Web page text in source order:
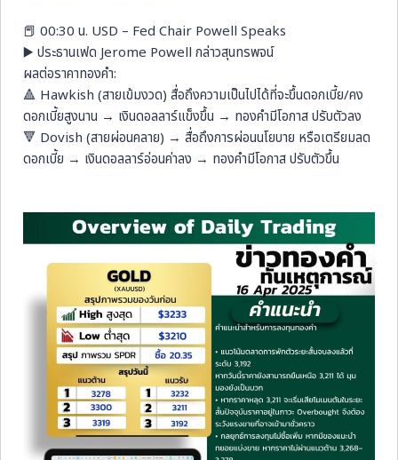
📕 00:30 น. USD – Fed Chair Powell Speaks
▶️ ประธานเฟด Jerome Powell กล่าวสุนทรพจน์
ผลต่อราคาทองคำ:
🔺 Hawkish (สายเข้มงวด) สื่อถึงความเป็นไปได้ที่จะขึ้นดอกเบี้ย/คง
ดอกเบี้ยสูงนาน → เงินดอลลาร์แข็งขึ้น → ทองคำมีโอกาส ปรับตัวลง
🔻 Dovish (สายผ่อนคลาย) → สื่อถึงการผ่อนนโยบาย หรือเตรียมลด
ดอกเบี้ย → เงินดอลลาร์อ่อนค่าลง → ทองคำมีโอกาส ปรับตัวขึ้น